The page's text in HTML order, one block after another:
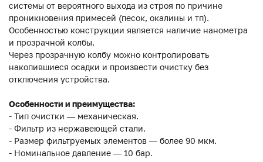
системы от вероятного выхода из строя по причине
проникновения примесей (песок, окалины и тп).
Особенностью конструкции является наличие нанометра
и прозрачной колбы.
Через прозрачную колбу можно контролировать
накопившиеся осадки и произвести очистку без
отключения устройства.
Особенности и преимущества:
- Тип очистки — механическая.
- Фильтр из нержавеющей стали.
- Размер фильтруемых элементов — более 90 мкм.
- Номинальное давление — 10 бар.